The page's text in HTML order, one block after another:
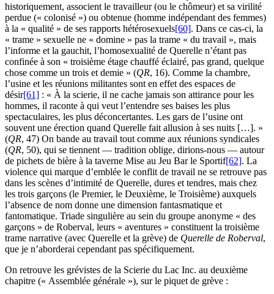
historiquement, associent le travailleur (ou le chômeur) et sa virilité
perdue (« colonisé ») ou obtenue (homme indépendant des femmes)
à la « qualité » de ses rapports hétérosexuels[60]. Dans ce cas-ci, la
« trame » sexuelle ne « domine » pas la trame « du travail », mais
l’informe et la gauchit, l’homosexualité de Querelle n’étant pas
confinée à son « troisième étage chauffé éclairé, pas grand, quelque
chose comme un trois et demie » (QR, 16). Comme la chambre,
l’usine et les réunions militantes sont en effet des espaces de
désir[61] : « À la scierie, il ne cache jamais son attirance pour les
hommes, il raconte à qui veut l’entendre ses baises les plus
spectaculaires, les plus déconcertantes. Les gars de l’usine ont
souvent une érection quand Querelle fait allusion à ses nuits […]. »
(QR, 47) On bande au travail tout comme aux réunions syndicales
(QR, 50), qui se tiennent — tradition oblige, dirions-nous — autour
de pichets de bière à la taverne Mise au Jeu Bar le Sportif[62]. La
violence qui marque d’emblée le conflit de travail ne se retrouve pas
dans les scènes d’intimité de Querelle, dures et tendres, mais chez
les trois garçons (le Premier, le Deuxième, le Troisième) auxquels
l’absence de nom donne une dimension fantasmatique et
fantomatique. Triade singulière au sein du groupe anonyme « des
garçons » de Roberval, leurs « aventures » constituent la troisième
trame narrative (avec Querelle et la grève) de Querelle de Roberval,
que je n’aborderai cependant pas spécifiquement.
On retrouve les grévistes de la Scierie du Lac Inc. au deuxième
chapitre (« Assemblée générale »), sur le piquet de grève :